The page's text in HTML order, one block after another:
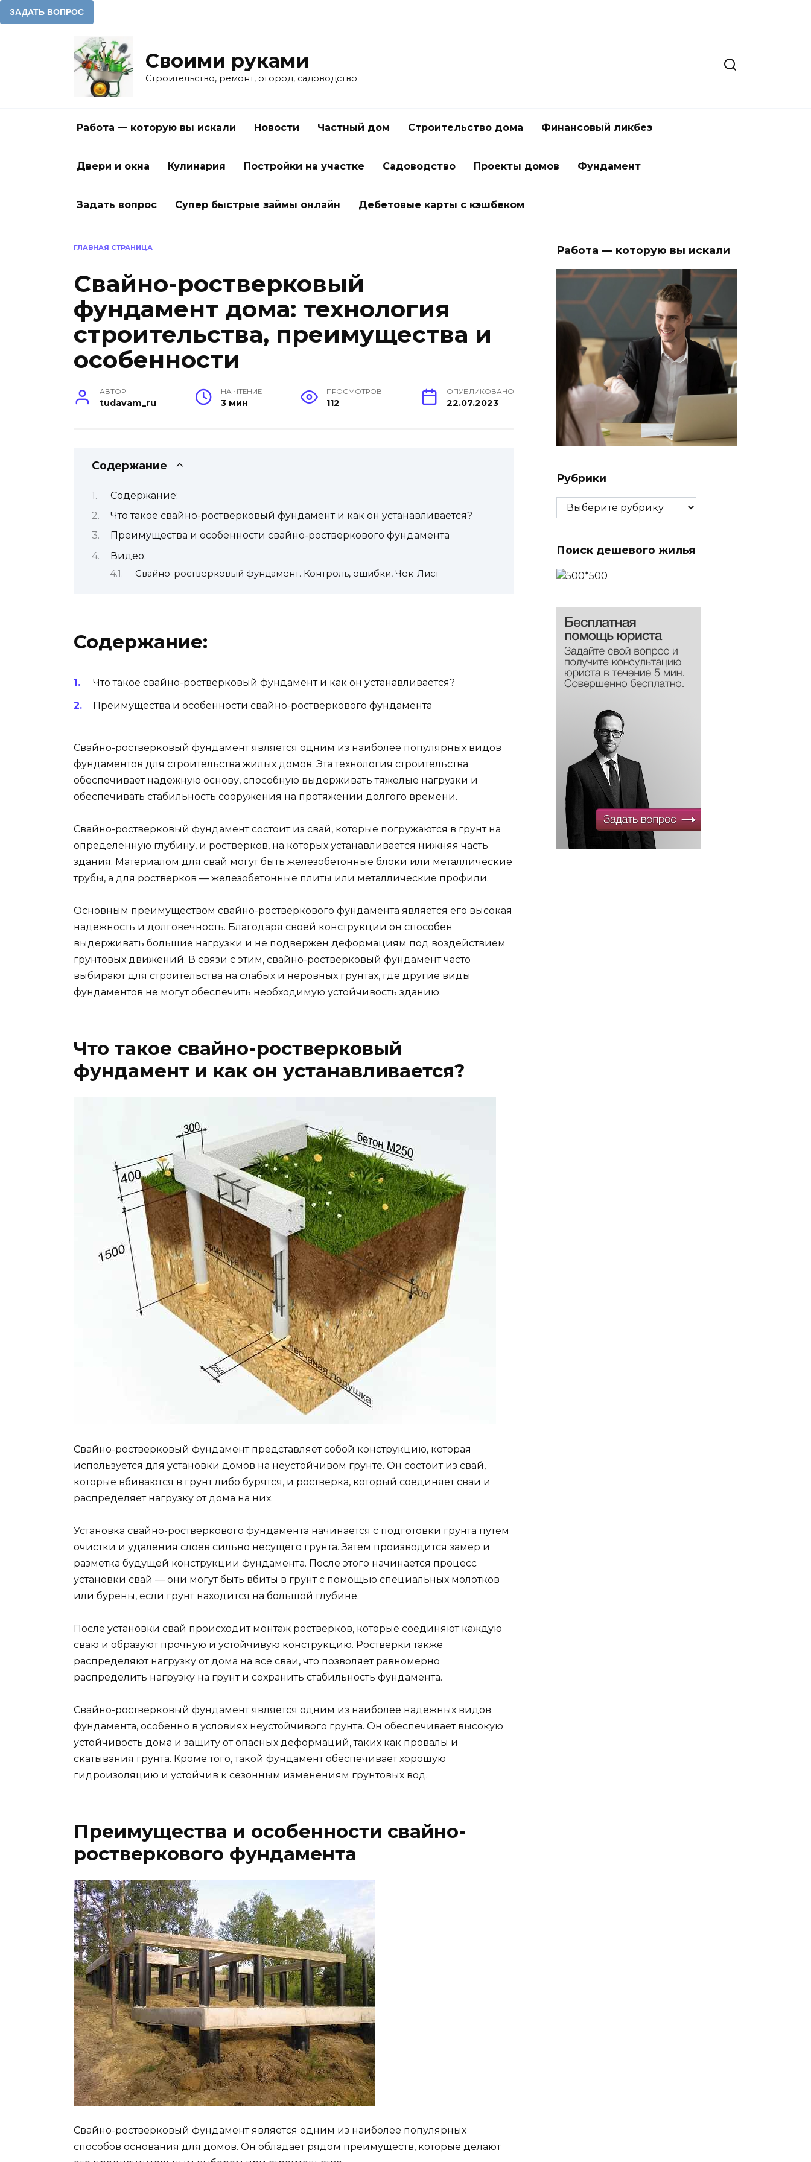
Своими руками
Строительство, ремонт, огород, садоводство
Работа — которую вы искали Новости Частный дом Строительство дома Финансовый ликбез
Двери и окна Кулинария Постройки на участке Садоводство Проекты домов Фундамент
Задать вопрос Супер быстрые займы онлайн Дебетовые карты с кэшбеком
ГЛАВНАЯ СТРАНИЦА
Свайно-ростверковый
фундамент дома: технология
строительства, преимущества и
особенности
АВТОР
tudavam_ru
НА ЧТЕНИЕ
3 мин
ПРОСМОТРОВ
112
ОПУБЛИКОВАНО
22.07.2023
Содержание
Содержание:
Что такое свайно-ростверковый фундамент и как он устанавливается?
Преимущества и особенности свайно-ростверкового фундамента
Видео:
Свайно-ростверковый фундамент. Контроль, ошибки, Чек-Лист
Содержание:
Что такое свайно-ростверковый фундамент и как он устанавливается?
Преимущества и особенности свайно-ростверкового фундамента
Свайно-ростверковый фундамент является одним из наиболее популярных видов
фундаментов для строительства жилых домов. Эта технология строительства
обеспечивает надежную основу, способную выдерживать тяжелые нагрузки и
обеспечивать стабильность сооружения на протяжении долгого времени.
Свайно-ростверковый фундамент состоит из свай, которые погружаются в грунт на
определенную глубину, и ростверков, на которых устанавливается нижняя часть
здания. Материалом для свай могут быть железобетонные блоки или металлические
трубы, а для ростверков — железобетонные плиты или металлические профили.
Основным преимуществом свайно-ростверкового фундамента является его высокая
надежность и долговечность. Благодаря своей конструкции он способен
выдерживать большие нагрузки и не подвержен деформациям под воздействием
грунтовых движений. В связи с этим, свайно-ростверковый фундамент часто
выбирают для строительства на слабых и неровных грунтах, где другие виды
фундаментов не могут обеспечить необходимую устойчивость зданию.
Что такое свайно-ростверковый
фундамент и как он устанавливается?
Свайно-ростверковый фундамент представляет собой конструкцию, которая
используется для установки домов на неустойчивом грунте. Он состоит из свай,
которые вбиваются в грунт либо бурятся, и ростверка, который соединяет сваи и
распределяет нагрузку от дома на них.
Установка свайно-ростверкового фундамента начинается с подготовки грунта путем
очистки и удаления слоев сильно несущего грунта. Затем производится замер и
разметка будущей конструкции фундамента. После этого начинается процесс
установки свай — они могут быть вбиты в грунт с помощью специальных молотков
или бурены, если грунт находится на большой глубине.
После установки свай происходит монтаж ростверков, которые соединяют каждую
сваю и образуют прочную и устойчивую конструкцию. Ростверки также
распределяют нагрузку от дома на все сваи, что позволяет равномерно
распределить нагрузку на грунт и сохранить стабильность фундамента.
Свайно-ростверковый фундамент является одним из наиболее надежных видов
фундамента, особенно в условиях неустойчивого грунта. Он обеспечивает высокую
устойчивость дома и защиту от опасных деформаций, таких как провалы и
скатывания грунта. Кроме того, такой фундамент обеспечивает хорошую
гидроизоляцию и устойчив к сезонным изменениям грунтовых вод.
Преимущества и особенности свайно-
ростверкового фундамента
Свайно-ростверковый фундамент является одним из наиболее популярных
способов основания для домов. Он обладает рядом преимуществ, которые делают
Работа — которую вы искали
Рубрики
Рубрики
Поиск дешевого жилья